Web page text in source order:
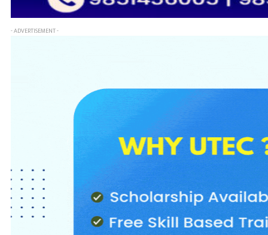
- ADVERTISEMENT -